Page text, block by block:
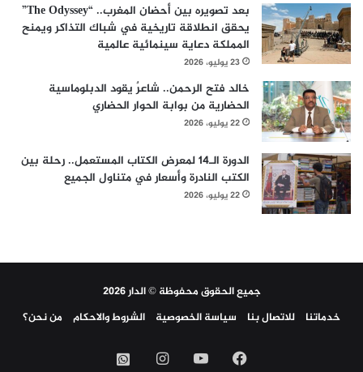
بعد تصويره بين أحضان المغرب.. “The Odyssey”
يحقق انطلاقة تاريخية في شباك التذاكر ويمنح
المملكة دعاية سينمائية عالمية
23 يوليو، 2026
خالد فتح الرحمن.. شاعرٌ يقود الدبلوماسية
الحضارية من بوابة الحوار الحضاري
22 يوليو، 2026
الدورة الـ14 لمعرض الكتاب المستعمل.. رحلة بين
الكتب النادرة وأسعار في متناول الجميع
22 يوليو، 2026
جميع الحقوق محفوظة © الدار 2026
خدماتنا
للاتصال بنا سياسة الخصوصية الشروط والاحكام من نحن؟
فيسبوك‫YouTubeانستقرامواتساب